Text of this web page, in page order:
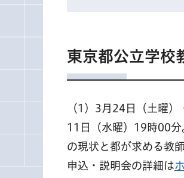
東京都公立学校
（1）3月24日（土曜
11日（水曜）19時00分
の現状と都が求める教
申込・説明会の詳細は